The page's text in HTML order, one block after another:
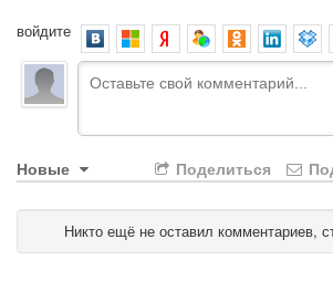
войдите
Новые Поделиться
Никто ещё не оставил комментариев,